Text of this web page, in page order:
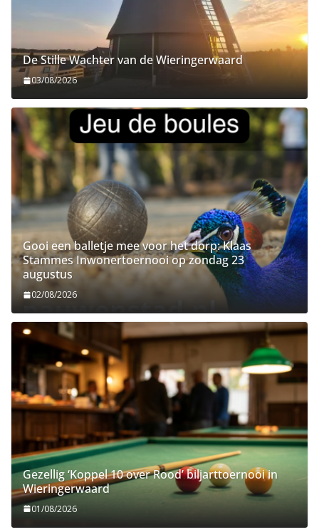
De Stille Wachter van de Wieringerwaard
03/08/2026
Gooi een balletje mee voor het dorp: Klaas
Stammes Inwonertoernooi op zondag 23
augustus
02/08/2026
Gezellig ‘Koppel 10 over Rood’ biljarttoernooi in
Wieringerwaard
01/08/2026